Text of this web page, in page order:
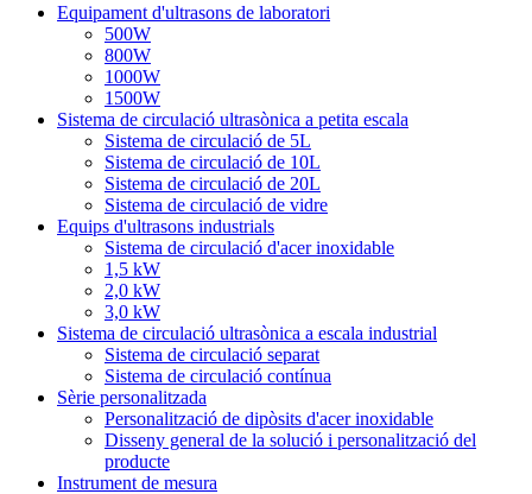
Equipament d'ultrasons de laboratori
500W
800W
1000W
1500W
Sistema de circulació ultrasònica a petita escala
Sistema de circulació de 5L
Sistema de circulació de 10L
Sistema de circulació de 20L
Sistema de circulació de vidre
Equips d'ultrasons industrials
Sistema de circulació d'acer inoxidable
1,5 kW
2,0 kW
3,0 kW
Sistema de circulació ultrasònica a escala industrial
Sistema de circulació separat
Sistema de circulació contínua
Sèrie personalitzada
Personalització de dipòsits d'acer inoxidable
Disseny general de la solució i personalització del
producte
Instrument de mesura